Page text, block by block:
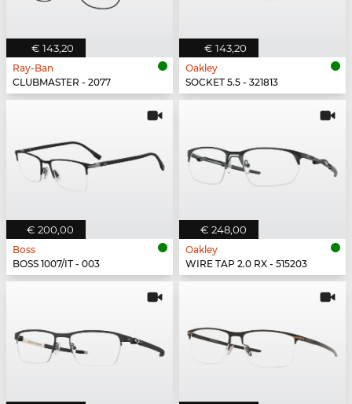
€ 143,20
Ray-Ban
CLUBMASTER - 2077
€ 143,20
Oakley
SOCKET 5.5 - 321813
€ 200,00
Boss
BOSS 1007/IT - 003
€ 248,00
Oakley
WIRE TAP 2.0 RX - 515203